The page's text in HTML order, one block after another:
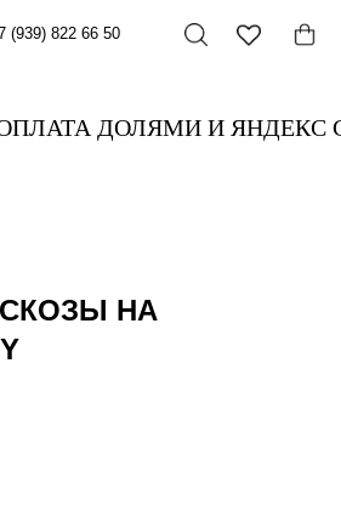
ОПЛАТА ДОЛЯМИ И
НА